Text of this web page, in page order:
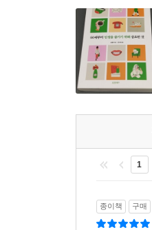
1
종이책 구매